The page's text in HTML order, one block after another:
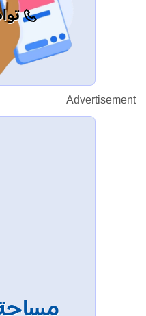
Advertisement
مساحة